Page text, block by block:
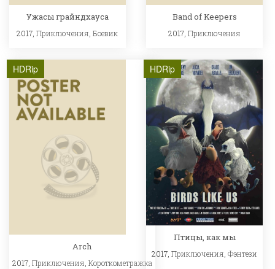
Ужасы грайндхауса
2017,Приключения ,Боевик
Band of Keepers
2017,Приключения
HDRip
Arch
2017, Приключения, Короткометражка
HDRip
Птицы, как мы
2017,Приключения ,Фэнтези